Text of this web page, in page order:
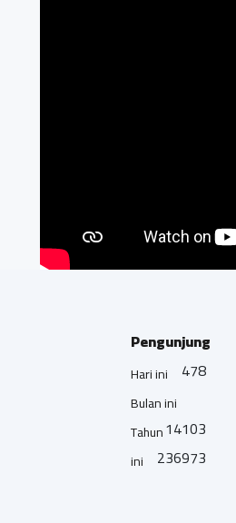
Pengunjung
Hari ini 478
Bulan ini
14103
Tahun
ini
236973